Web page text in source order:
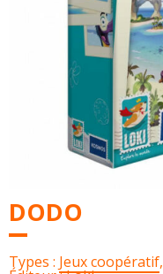
DODO
Types : Jeux coopératif,